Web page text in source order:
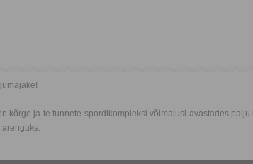
ja te tunnete spordikompleksi võimalusi avastades